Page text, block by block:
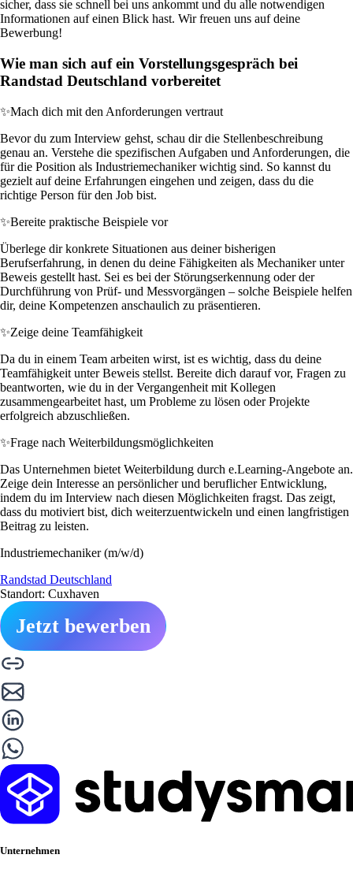
sicher, dass sie schnell bei uns ankommt und du alle notwendigen
Informationen auf einen Blick hast. Wir freuen uns auf deine
Bewerbung!
Wie man sich auf ein Vorstellungsgespräch bei
Randstad Deutschland vorbereitet
✨Mach dich mit den Anforderungen vertraut
Bevor du zum Interview gehst, schau dir die Stellenbeschreibung
genau an. Verstehe die spezifischen Aufgaben und Anforderungen, die
für die Position als Industriemechaniker wichtig sind. So kannst du
gezielt auf deine Erfahrungen eingehen und zeigen, dass du die
richtige Person für den Job bist.
✨Bereite praktische Beispiele vor
Überlege dir konkrete Situationen aus deiner bisherigen
Berufserfahrung, in denen du deine Fähigkeiten als Mechaniker unter
Beweis gestellt hast. Sei es bei der Störungserkennung oder der
Durchführung von Prüf- und Messvorgängen – solche Beispiele helfen
dir, deine Kompetenzen anschaulich zu präsentieren.
✨Zeige deine Teamfähigkeit
Da du in einem Team arbeiten wirst, ist es wichtig, dass du deine
Teamfähigkeit unter Beweis stellst. Bereite dich darauf vor, Fragen zu
beantworten, wie du in der Vergangenheit mit Kollegen
zusammengearbeitet hast, um Probleme zu lösen oder Projekte
erfolgreich abzuschließen.
✨Frage nach Weiterbildungsmöglichkeiten
Das Unternehmen bietet Weiterbildung durch e.Learning-Angebote an.
Zeige dein Interesse an persönlicher und beruflicher Entwicklung,
indem du im Interview nach diesen Möglichkeiten fragst. Das zeigt,
dass du motiviert bist, dich weiterzuentwickeln und einen langfristigen
Beitrag zu leisten.
Industriemechaniker (m/w/d)
Randstad Deutschland
Standort: Cuxhaven
Jetzt bewerben
Unternehmen